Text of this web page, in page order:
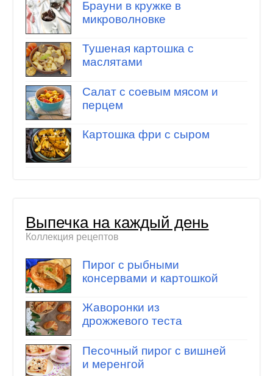
Брауни в кружке в
микроволновке
Тушеная картошка с
маслятами
Салат с соевым мясом и
перцем
Картошка фри с сыром
Выпечка на каждый день
Коллекция рецептов
Пирог с рыбными
консервами и картошкой
Жаворонки из
дрожжевого теста
Песочный пирог с вишней
и меренгой